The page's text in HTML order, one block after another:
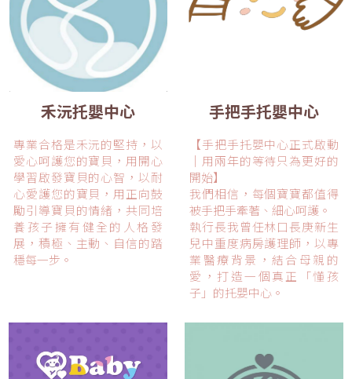
禾沅托嬰中心
專業合格是禾沅的堅持，以
愛心呵護您的寶貝，用開心
學習啟發寶貝的心智，以耐
心愛護您的寶貝，用正向鼓
勵引導寶貝的情緒，共同培
養孩子擁有健全的人格發
展，積極、主動、自信的踏
穩每一步。
手把手托嬰中心
【手把手托嬰中心正式啟動
｜用兩年的等待只為更好的
開始】
我們相信，每個寶寶都值得
被手把手牽著、細心呵護。
執行長我曾任林口長庚新生
兒中重度病房護理師，以專
業醫療背景，結合母親的
愛，打造一個真正「懂孩
子」的托嬰中心。